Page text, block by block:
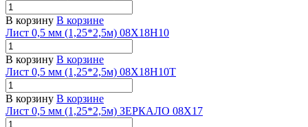
В корзину В корзине
Лист 0,5 мм (1,25*2,5м) 08Х18Н10
В корзину В корзине
Лист 0,5 мм (1,25*2,5м) 08Х18Н10Т
В корзину В корзине
Лист 0,5 мм (1,25*2,5м) ЗЕРКАЛО 08Х17